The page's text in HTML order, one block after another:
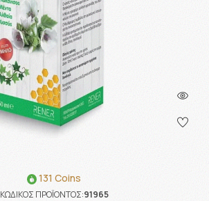
131 Coins
ΚΩΔΙΚΟΣ ΠΡΟΪΟΝΤΟΣ:91965